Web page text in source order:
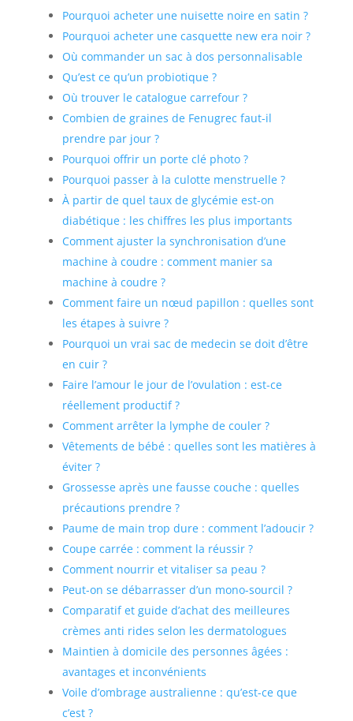
Pourquoi acheter une nuisette noire en satin ?
Pourquoi acheter une casquette new era noir ?
Où commander un sac à dos personnalisable
Qu’est ce qu’un probiotique ?
Où trouver le catalogue carrefour ?
Combien de graines de Fenugrec faut-il
prendre par jour ?
Pourquoi offrir un porte clé photo ?
Pourquoi passer à la culotte menstruelle ?
À partir de quel taux de glycémie est-on
diabétique : les chiffres les plus importants
Comment ajuster la synchronisation d’une
machine à coudre : comment manier sa
machine à coudre ?
Comment faire un nœud papillon : quelles sont
les étapes à suivre ?
Pourquoi un vrai sac de medecin se doit d’être
en cuir ?
Faire l’amour le jour de l’ovulation : est-ce
réellement productif ?
Comment arrêter la lymphe de couler ?
Vêtements de bébé : quelles sont les matières à
éviter ?
Grossesse après une fausse couche : quelles
précautions prendre ?
Paume de main trop dure : comment l’adoucir ?
Coupe carrée : comment la réussir ?
Comment nourrir et vitaliser sa peau ?
Peut-on se débarrasser d’un mono-sourcil ?
Comparatif et guide d’achat des meilleures
crèmes anti rides selon les dermatologues
Maintien à domicile des personnes âgées :
avantages et inconvénients
Voile d’ombrage australienne : qu’est-ce que
c’est ?